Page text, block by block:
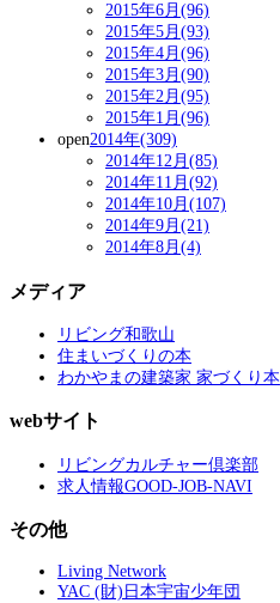
2015年6月(96)
2015年5月(93)
2015年4月(96)
2015年3月(90)
2015年2月(95)
2015年1月(96)
open2014年(309)
2014年12月(85)
2014年11月(92)
2014年10月(107)
2014年9月(21)
2014年8月(4)
メディア
リビング和歌山
住まいづくりの本
わかやまの建築家 家づくり本
webサイト
リビングカルチャー倶楽部
求人情報GOOD-JOB-NAVI
その他
Living Network
YAC (財)日本宇宙少年団